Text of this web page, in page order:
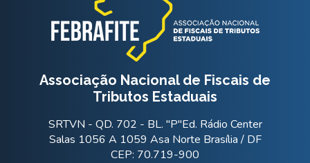
Associação Nacional de Fiscais de
Tributos Estaduais
SRTVN - QD. 702 - BL. "P"Ed. Rádio Center
Salas 1056 A 1059 Asa Norte Brasília / DF
CEP: 70.719-900